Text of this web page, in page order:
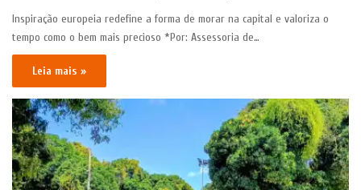
Inspiração europeia redefine a forma de morar na capital e valoriza o
tempo como o bem mais precioso *Por: Assessoria de…
Leia mais »